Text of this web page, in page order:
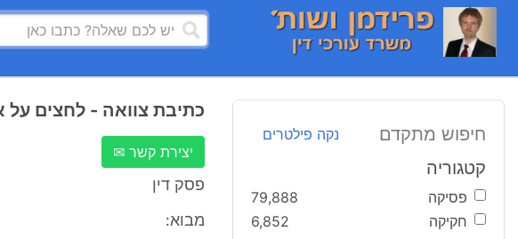
חיפוש מתקדם נקה פילטרים
קטגוריה
פסיקה
79,888
חקיקה
6,852
כתיבת צוואה - לחצים על
יצירת קשר ✉
פסק דין
מבוא: